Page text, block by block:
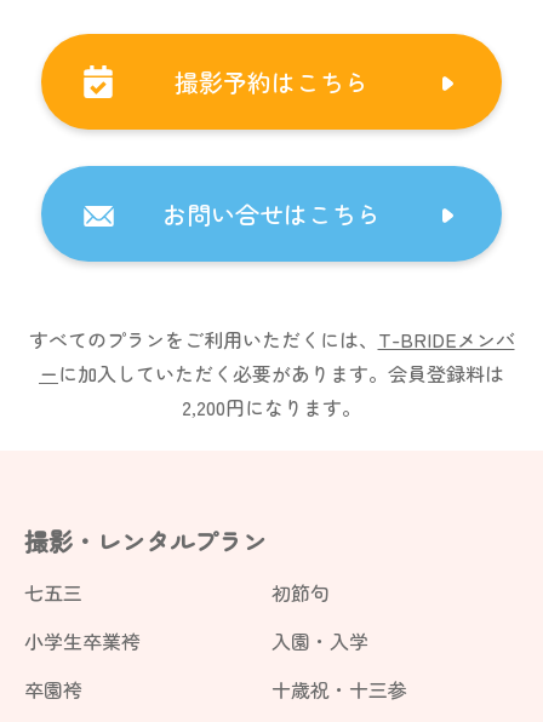
撮影予約はこちら
お問い合せはこちら
すべてのプランをご利用いただくには、 T-BRIDEメンバ
ーに加入していただく必要があります。 会員登録料は
2,200円になります。
撮影・レンタルプラン
七五三
小学生卒業袴
卒園袴
初節句
入園・入学
十歳祝・十三参